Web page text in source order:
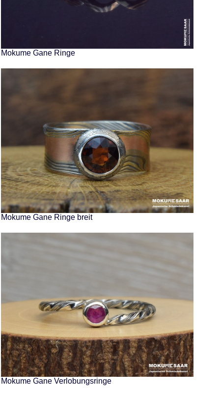
Mokume Gane Ringe
Mokume Gane Ringe breit
Mokume Gane Verlobungsringe